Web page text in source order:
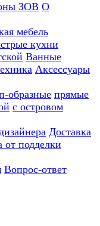
ЗОВ О
мебель
кухни
Ванные
Аксессуары
образные прямые
с островом
Доставка
от подделки
Вопрос-ответ